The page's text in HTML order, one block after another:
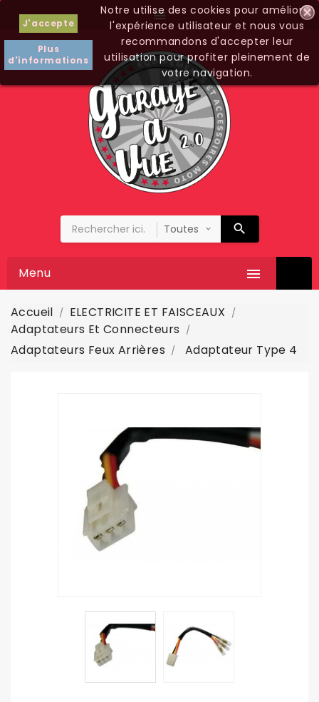

J'accepte
Plus
d'informations
Notre utilise des cookies pour améliorer
l'expérience utilisateur et nous vous
recommandons d'accepter leur
utilisation pour profiter pleinement de
votre navigation.

Menu
Accueil
ELECTRICITE ET FAISCEAUX
Adaptateurs Et Connecteurs
Adaptateurs Feux Arrières
Adaptateur Type 4